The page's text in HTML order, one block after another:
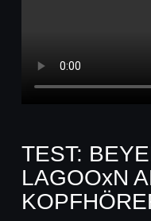
TEST:
LAGOOxN